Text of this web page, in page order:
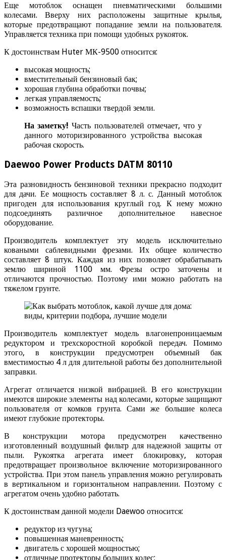
Еще мотоблок оснащен пневматическими большими
колесами. Вверху них расположены защитные крылья,
которые предотвращают попадание земли на пользователя.
Управляется техника при помощи удобных рукояток.
К достоинствам Huter МК-9500 относится:
высокая мощность;
вместительный бензиновый бак;
хорошая глубина обработки почвы;
легкая управляемость;
возможность вспашки твердой земли.
На заметку! Часть пользователей отмечает, что у
данного моторизированного устройства высокая
рабочая скорость.
Daewoo Power Products DATM 80110
Эта разновидность бензиновой техники прекрасно подходит
для дачи. Ее мощность составляет 8 л. с. Данный мотоблок
пригоден для использования круглый год. К нему можно
подсоединять различное дополнительное навесное
оборудование.
Производитель комплектует эту модель исключительно
коваными саблевидными фрезами. Их общее количество
составляет 8 штук. Каждая из них позволяет обрабатывать
землю шириной 1100 мм. Фрезы остро заточены и
отличаются прочностью. Поэтому ими можно работать на
тяжелом грунте.
Производитель комплектует модель влагонепроницаемым
редуктором и трехскоростной коробкой передач. Помимо
этого, в конструкции предусмотрен объемный бак
вместимостью 4 л для длительной работы без дополнительной
заправки.
Агрегат отличается низкой вибрацией. В его конструкции
имеются широкие элементы над колесами, которые защищают
пользователя от комков грунта. Сами же большие колеса
имеют глубокие протекторы.
В конструкции мотора предусмотрен качественно
изготовленный воздушный фильтр для надежной защиты от
пыли. Рукоятка агрегата имеет блокировку, которая
предотвращает произвольное включение моторизированного
устройства. При этом панель управления можно регулировать
в вертикальном и горизонтальном направлении. Поэтому с
агрегатом очень удобно работать.
К достоинствам данной модели Daewoo относится:
редуктор из чугуна;
повышенная маневренность;
двигатель с хорошей мощностью;
отличные протекторы больших колес;